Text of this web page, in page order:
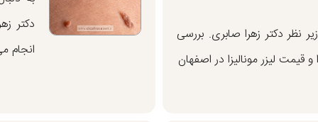
نظر دکتر زهرا صابری. بررسی
و قیمت لیزر مونالیزا در اصفهان
دکتر
انجام